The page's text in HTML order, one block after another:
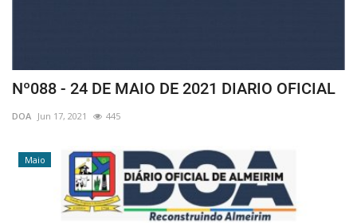
Nº088 - 24 DE MAIO DE 2021 DIARIO OFICIAL
DOA Jun 17, 2021 445
Maio